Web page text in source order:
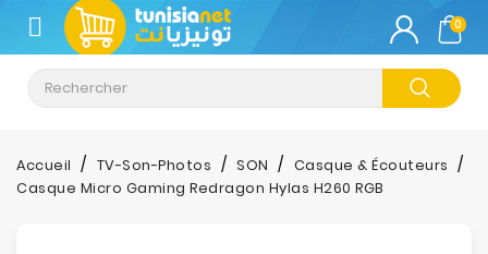
CATÉGORIE
Climatisation
Informatique
0
Accueil TV-Son-Photos SON
Casque & Écouteurs
Casque Micro Gaming Redragon Hylas H260 RGB